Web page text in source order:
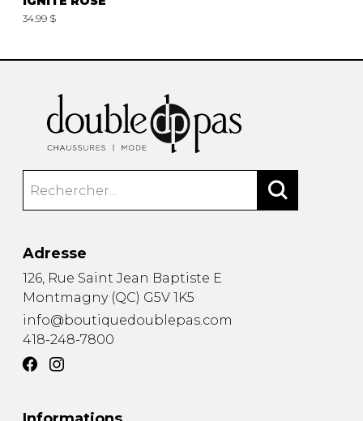
34.99 $
Adresse
126, Rue Saint Jean Baptiste E
Montmagny (QC) G5V 1K5
info@boutiquedoublepas.com
418-248-7800